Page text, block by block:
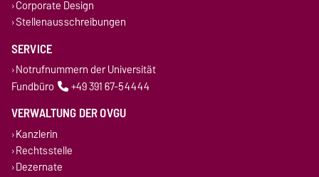
Corporate Design
Stellenausschreibungen
SERVICE
Notrufnummern der Universität
Fundbüro
+49 391 67-54444
VERWALTUNG DER OVGU
Kanzlerin
Rechtsstelle
Dezernate